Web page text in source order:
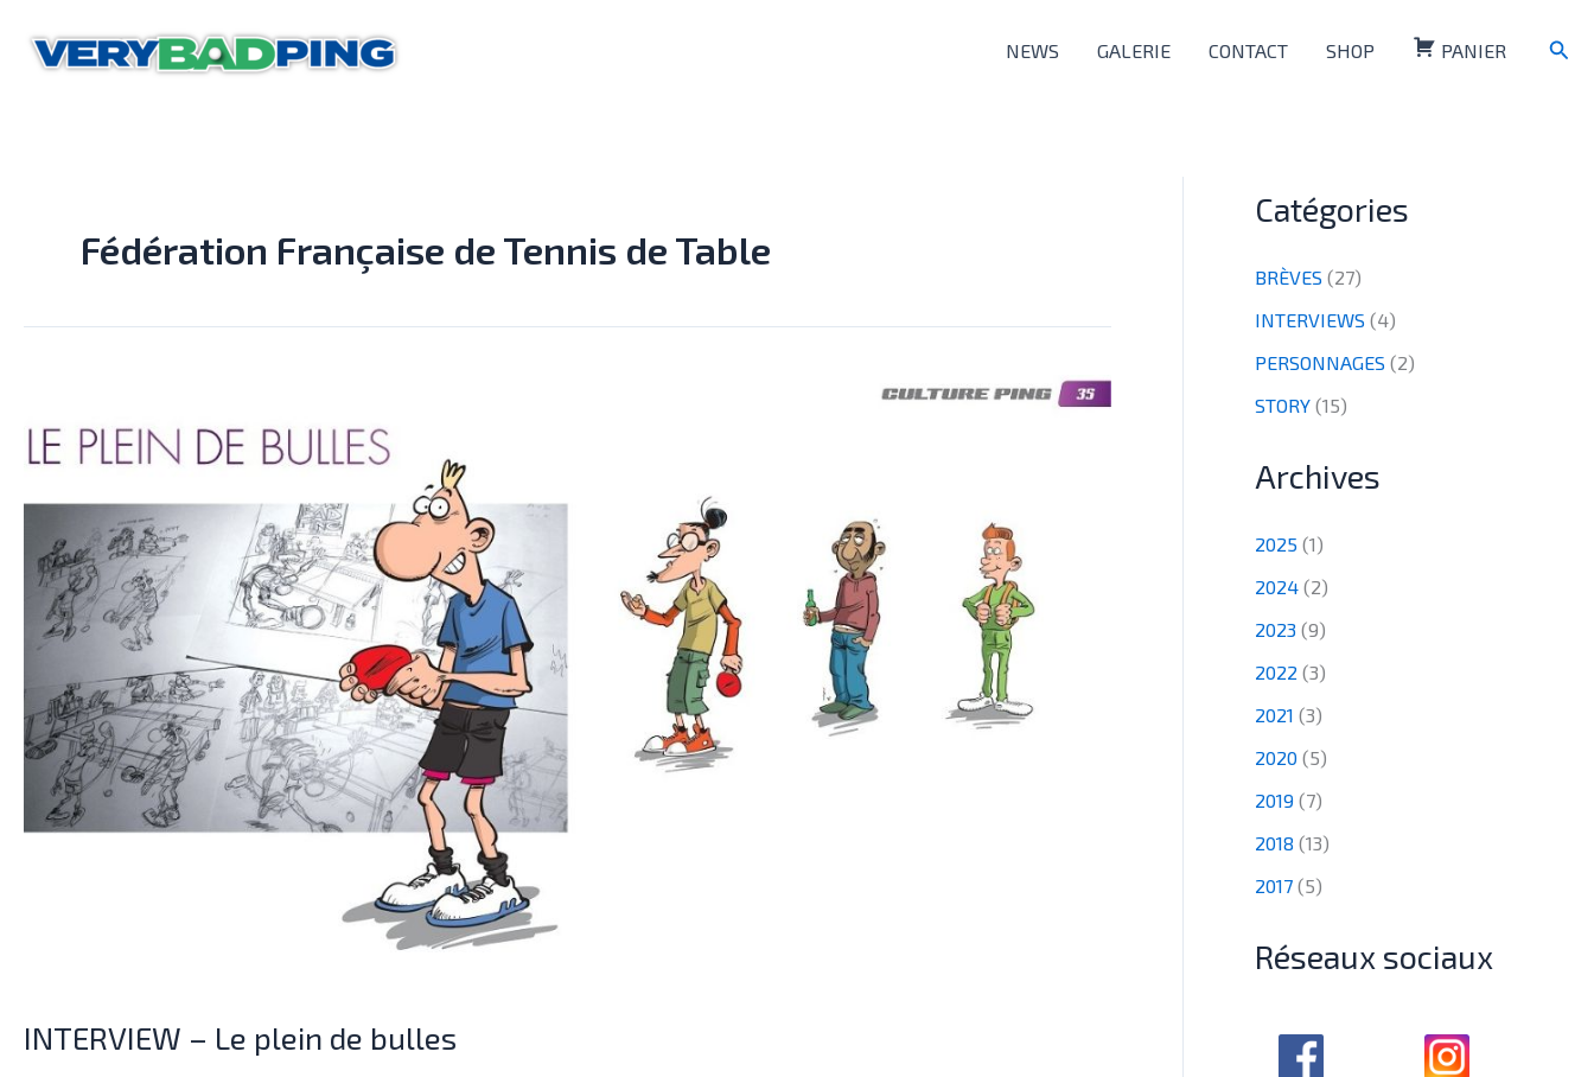
contenu
NEWS GALERIE CONTACT SHOP PANIER
Fédération Française de Tennis de Table
INTERVIEW – Le plein de bulles
de
bulles
Catégories
BRÈVES (27)
INTERVIEWS (4)
PERSONNAGES (2)
STORY (15)
Archives
2025 (1)
2024 (2)
2023 (9)
2022 (3)
2021 (3)
2020 (5)
2019 (7)
2018 (13)
2017 (5)
Réseaux sociaux